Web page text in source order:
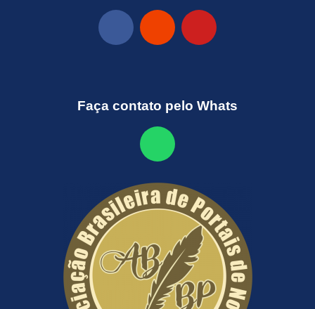
Faça contato pelo Whats